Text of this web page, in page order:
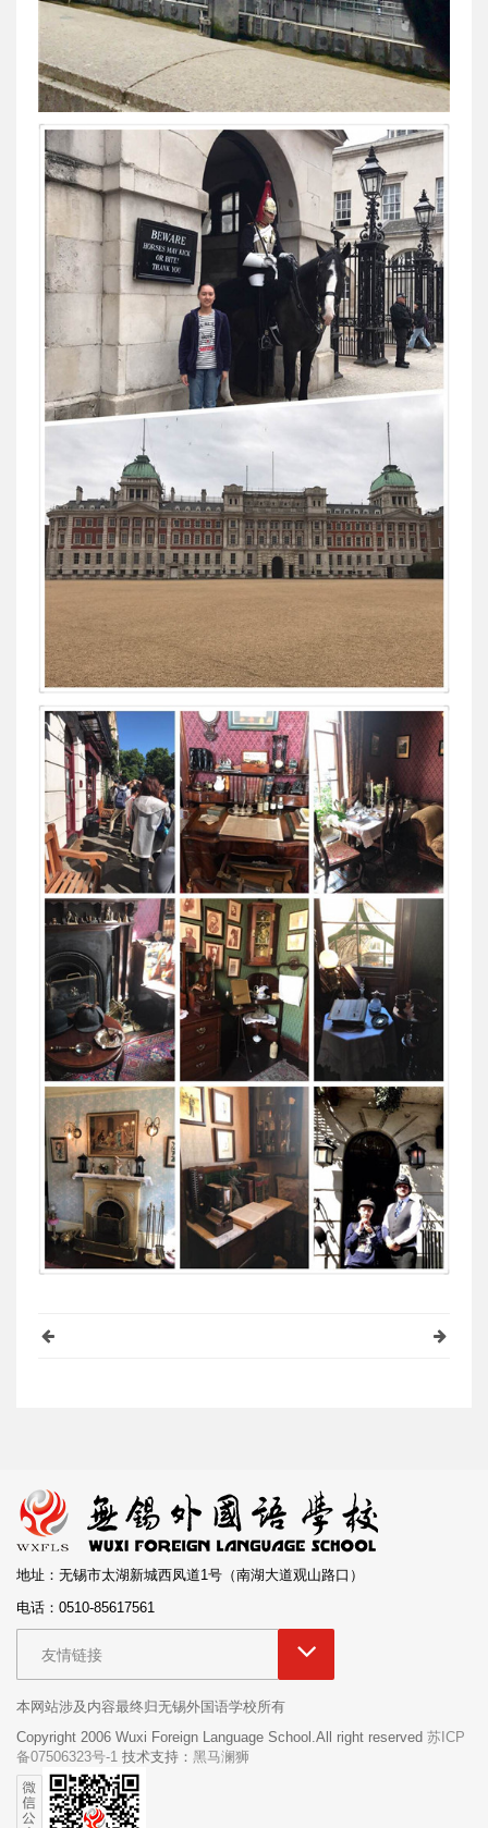
地址：无锡市太湖新城西凤道1号（南湖大道观山路口）
电话：0510-85617561
友情链接
本网站涉及内容最终归无锡外国语学校所有
Copyright 2006 Wuxi Foreign Language School.All right reserved 苏ICP
备07506323号-1 技术支持： 黑马澜狮